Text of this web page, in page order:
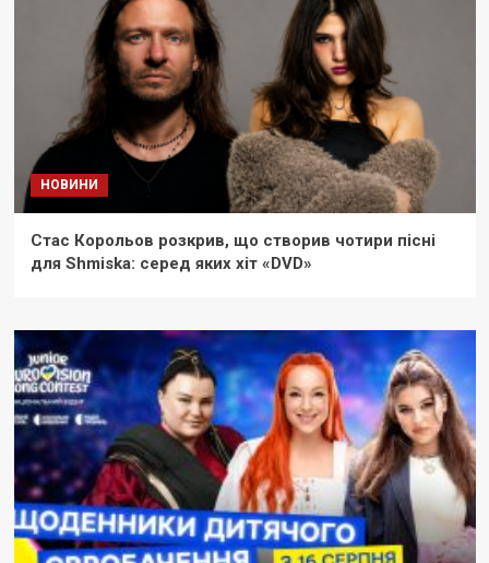
НОВИНИ
Стас Корольов розкрив, що створив чотири пісні
для Shmiska: серед яких хіт «DVD»